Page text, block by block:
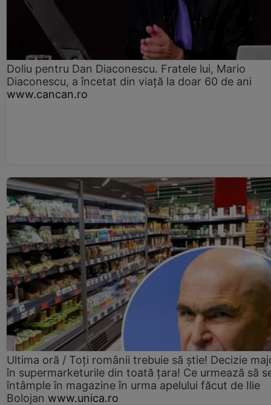
Doliu pentru Dan Diaconescu. Fratele lui, Mario
Diaconescu, a încetat din viață la doar 60 de ani
www.cancan.ro
Ultima oră / Toți românii trebuie să știe! Decizie
în supermarketurile din toată țara! Ce urmează să
întâmple în magazine în urma apelului făcut de Ilie
Bolojan www.unica.ro